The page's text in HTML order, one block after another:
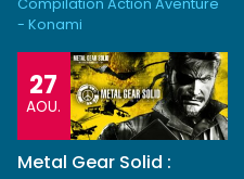
- Konami
27
AOU.
Metal Gear Solid :